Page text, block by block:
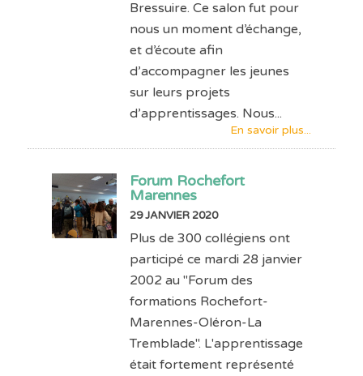
Bressuire. Ce salon fut pour
nous un moment d’échange,
et d’écoute afin
d’accompagner les jeunes
sur leurs projets
d’apprentissages. Nous...
En savoir plus...
Forum Rochefort
Marennes
29 JANVIER 2020
Plus de 300 collégiens ont
participé ce mardi 28 janvier
2002 au "Forum des
formations Rochefort-
Marennes-Oléron-La
Tremblade". L'apprentissage
était fortement représenté